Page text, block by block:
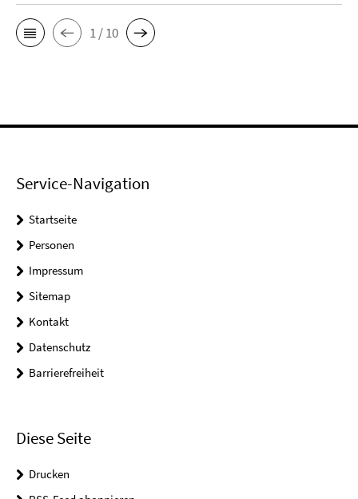
1 / 10
Service-Navigation
Startseite
Personen
Impressum
Sitemap
Kontakt
Datenschutz
Barrierefreiheit
Diese Seite
Drucken